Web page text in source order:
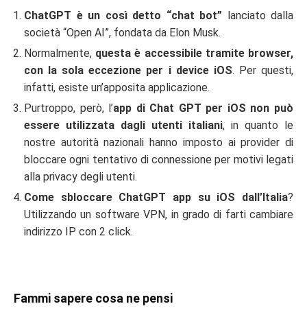
ChatGPT è un così detto “chat bot” lanciato dalla
società “Open AI”, fondata da Elon Musk.
Normalmente, questa è accessibile tramite browser,
con la sola eccezione per i device iOS. Per questi,
infatti, esiste un’apposita applicazione.
Purtroppo, però, l’app di Chat GPT per iOS non può
essere utilizzata dagli utenti italiani, in quanto le
nostre autorità nazionali hanno imposto ai provider di
bloccare ogni tentativo di connessione per motivi legati
alla privacy degli utenti.
Come sbloccare ChatGPT app su iOS dall’Italia?
Utilizzando un software VPN, in grado di farti cambiare
indirizzo IP con 2 click.
Fammi sapere cosa ne pensi